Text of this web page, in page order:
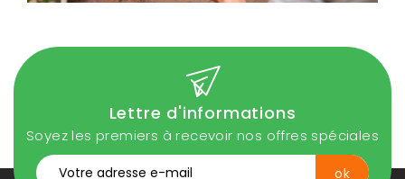
Lettre d'informations
Soyez les premiers à recevoir nos offres spéciales